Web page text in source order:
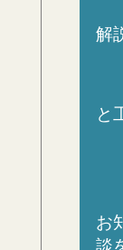
Ⅱ
解
Ⅲ
Ⅳ
と
Ⅴ
Ⅵ
お
談